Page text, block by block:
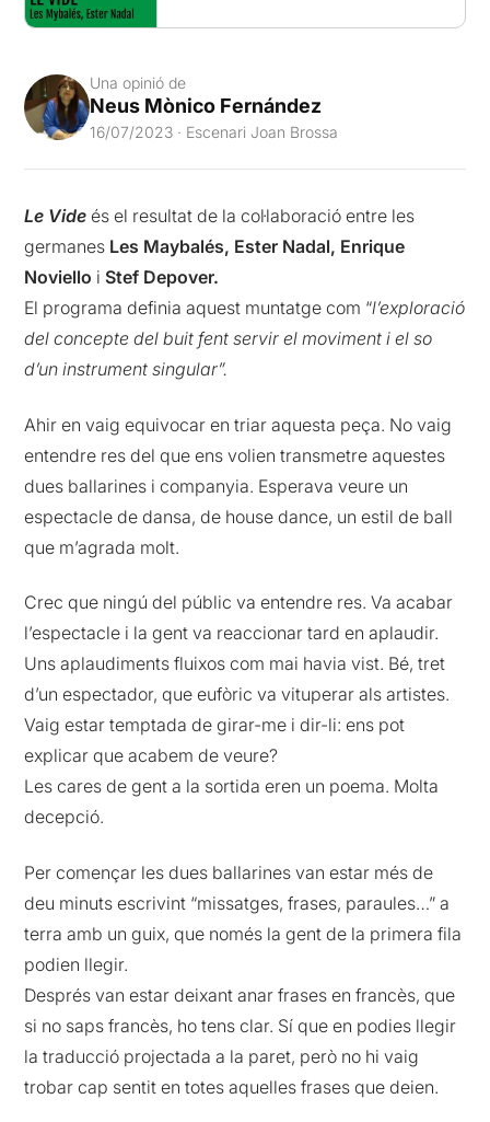
Una opinió de
Neus Mònico Fernández
16/07/2023 · Escenari Joan Brossa
Le Vide és el resultat de la col·laboració entre les
germanes Les Maybalés, Ester Nadal, Enrique
Noviello iStef Depover.
El programa definia aquest muntatge com “l’exploració
del concepte del buit fent servir el moviment i el so
d’un instrument singular”.
Ahir en vaig equivocar en triar aquesta peça. No vaig
entendre res del que ens volien transmetre aquestes
dues ballarines i companyia. Esperava veure un
espectacle de dansa, de house dance, un estil de ball
que m’agrada molt.
Crec que ningú del públic va entendre res. Va acabar
l’espectacle i la gent va reaccionar tard en aplaudir.
Uns aplaudiments fluixos com mai havia vist. Bé, tret
d’un espectador, que eufòric va vituperar als artistes.
Vaig estar temptada de girar-me i dir-li: ens pot
explicar que acabem de veure?
Les cares de gent a la sortida eren un poema. Molta
decepció.
Per començar les dues ballarines van estar més de
deu minuts escrivint “missatges, frases, paraules…” a
terra amb un guix, que només la gent de la primera fila
podien llegir.
Després van estar deixant anar frases en francès, que
si no saps francès, ho tens clar. Sí que en podies llegir
la traducció projectada a la paret, però no hi vaig
trobar cap sentit en totes aquelles frases que deien.